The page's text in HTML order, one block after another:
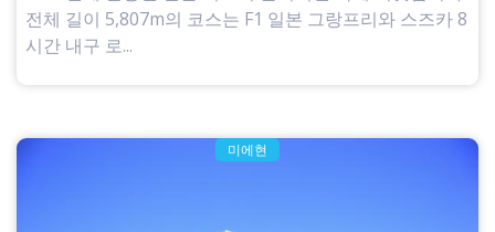
전체 길이 5,807m의 코스는 F1 일본 그랑프리와 스즈카 8
시간 내구 로...
미에현